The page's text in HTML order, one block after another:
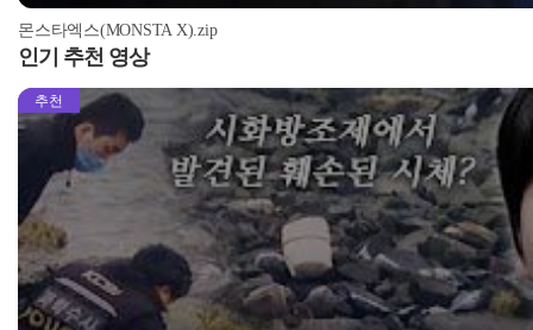
몬스타엑스(MONSTA X).zip
인기 추천 영상
추천